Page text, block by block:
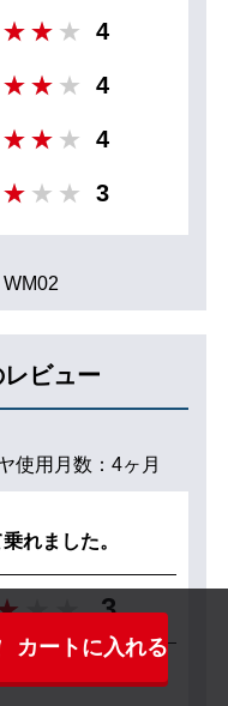
カートに入れる
4
4
4
3
ビュー
使用月数： 4ヶ月
れました。
3